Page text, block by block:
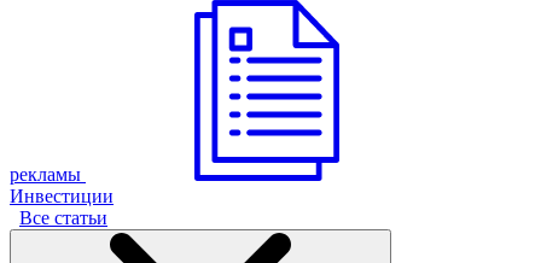
рекламы
Инвестиции
Все статьи